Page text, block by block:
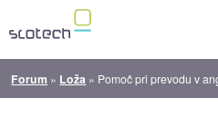
Forum » Loža » Pomoč pri prevodu v